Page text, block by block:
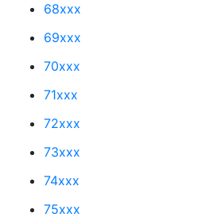
68xxx
69xxx
70xxx
71xxx
72xxx
73xxx
74xxx
75xxx